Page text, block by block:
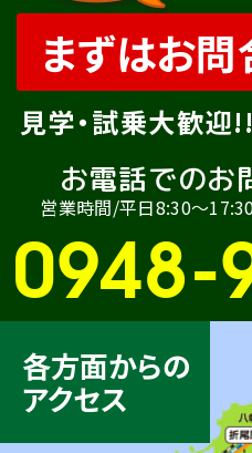
まずはお
見学・試乗大歓迎!!
お電話でのお
営業時間/平日8:30〜17:30
0948-
各方面からの
アクセス